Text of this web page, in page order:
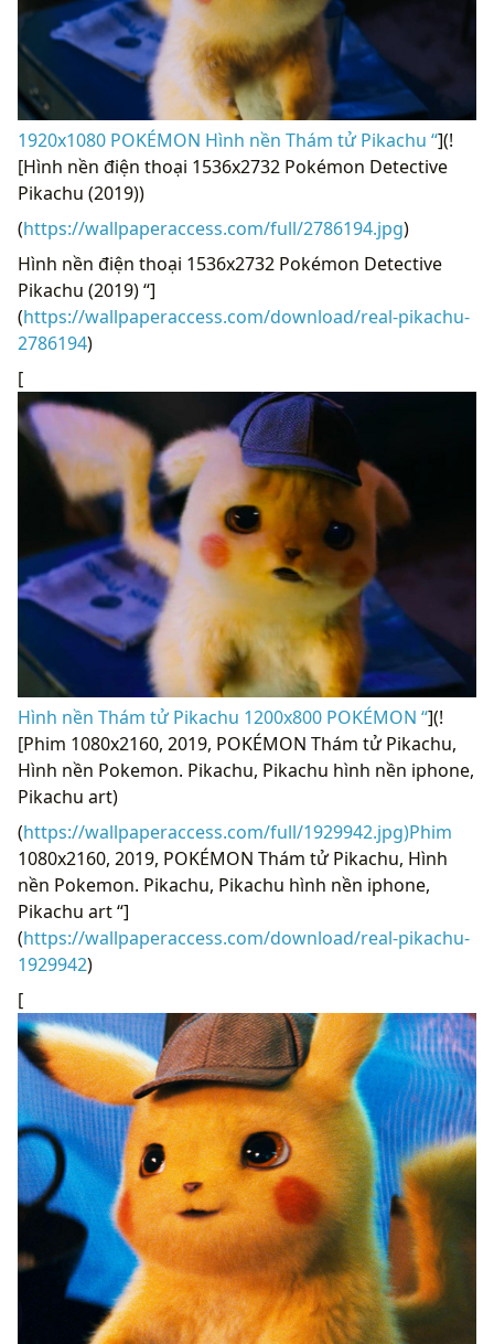
1920x1080 POKÉMON Hình nền Thám tử Pikachu “](!
[Hình nền điện thoại 1536x2732 Pokémon Detective
Pikachu (2019))
(https://wallpaperaccess.com/full/2786194.jpg)
Hình nền điện thoại 1536x2732 Pokémon Detective
Pikachu (2019) “]
(https://wallpaperaccess.com/download/real-pikachu-
2786194)
[
Hình nền Thám tử Pikachu 1200x800 POKÉMON “](!
[Phim 1080x2160, 2019, POKÉMON Thám tử Pikachu,
Hình nền Pokemon. Pikachu, Pikachu hình nền iphone,
Pikachu art)
(https://wallpaperaccess.com/full/1929942.jpg)Phim
1080x2160, 2019, POKÉMON Thám tử Pikachu, Hình
nền Pokemon. Pikachu, Pikachu hình nền iphone,
Pikachu art “]
(https://wallpaperaccess.com/download/real-pikachu-
1929942)
[